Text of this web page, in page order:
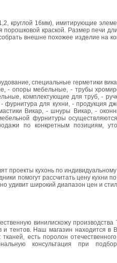
круглой 16мм), имитирующие
краской. Размер печи
внешне похожее изделие на
специальные герметики
- опоры мебельные, - трубы
комплектующие для труб, -
для кухни, - продукция
Викар, - шнуры Викар, -
фурнитуры
по конкретным позициям,
проекты кухонь по
помогут рассчитать цену кухни
удивит широкий диапазон цен и
винилискожу производства
тентов. Наш магазин находится в
есть поролон
консультация при